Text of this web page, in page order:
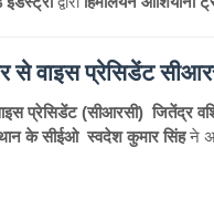
वाइस प्रेसिडेंट
प्रेसिडेंट (सीआरसी) जितेंद्र
के सीईओ स्वदेश कुमार सिंहने